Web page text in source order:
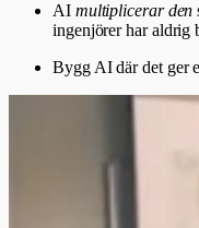
AI multiplicerar den
ingenjörer har aldrig
Bygg AI där det ger